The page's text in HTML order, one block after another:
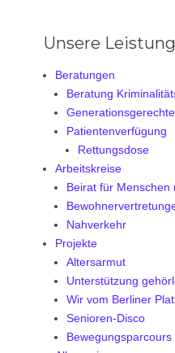
Unsere
Beratungen
Beratung
Patientenverfügung
Rettungsdose
Arbeitskreise
Beirat für Menschen
Nahverkehr
Projekte
Altersarmut
Unterstützung
Wir vom Berliner
Senioren-Disco
Bewegungsparcours